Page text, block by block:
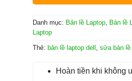
Danh mục: Bản lề Laptop Bản lề
Laptop
Thẻ: bản lề laptop dell sửa bản lề
Hoàn tiền khi không